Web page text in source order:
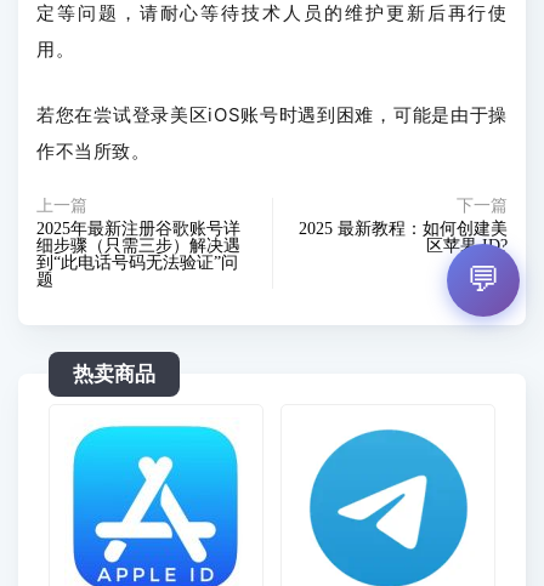
定等问题，请耐心等待技术人员的维护更新后再行使
用。
若您在尝试登录美区iOS账号时遇到困难，可能是由于操
作不当所致。
上一篇
2025年最新注册谷歌账号详
细步骤（只需三步）解决遇
到“此电话号码无法验证”问
题
下一篇
2025 最新教程：如何创建美
区苹果 ID?
热卖商品
💬